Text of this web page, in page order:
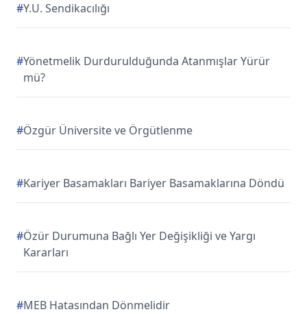
#Y.U. Sendikacılığı
#Yönetmelik Durdurulduğunda Atanmışlar Yürür
mü?
#Özgür Üniversite ve Örgütlenme
#Kariyer Basamakları Bariyer Basamaklarına Döndü
#Özür Durumuna Bağlı Yer Değişikliği ve Yargı
Kararları
#MEB Hatasından Dönmelidir